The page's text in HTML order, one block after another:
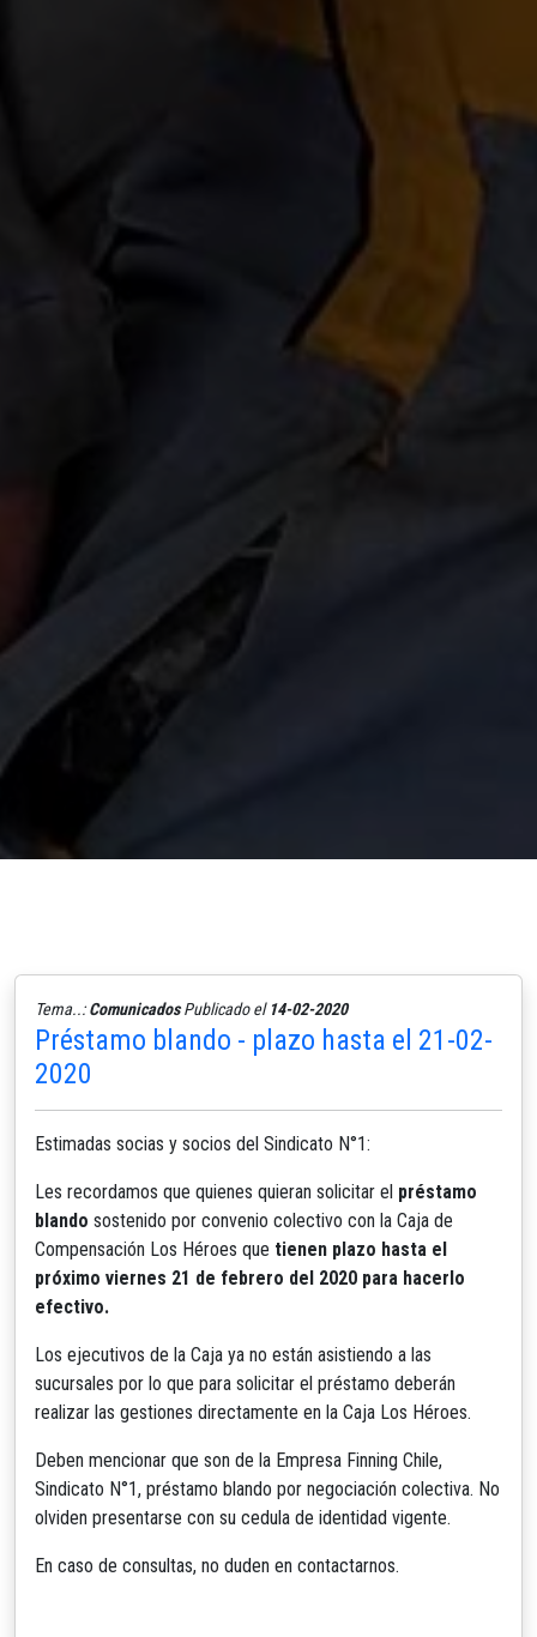
Tema..:ComunicadosPublicado el 14-02-2020
Préstamo blando - plazo hasta el 21-02-
2020
Estimadas socias y socios del Sindicato N°1:
Les recordamos que quienes quieran solicitar el préstamo
blando sostenido por convenio colectivo con la Caja de
Compensación Los Héroes que tienen plazo hasta el
próximo viernes 21 de febrero del 2020 para hacerlo
efectivo.
Los ejecutivos de la Caja ya no están asistiendo a las
sucursales por lo que para solicitar el préstamo deberán
realizar las gestiones directamente en la Caja Los Héroes.
Deben mencionar que son de la Empresa Finning Chile,
Sindicato N°1, préstamo blando por negociación colectiva. No
olviden presentarse con su cedula de identidad vigente.
En caso de consultas, no duden en contactarnos.